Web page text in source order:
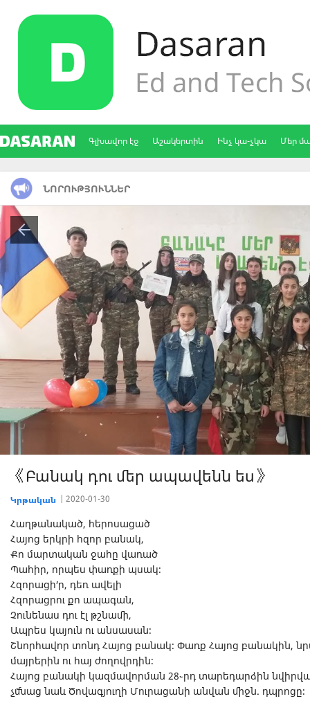
Գլխավոր էջ Աշակերտին Ինչ կա-չկա Մեր
ՆՈՐՈՒԹՅՈՒՆՆԵՐ
《Բանակ դու մեր ապավենն ես》
Կրթական 2020-01-30
Հաղթանակած, հերոսացած
Հայոց երկրի հզոր բանակ,
Քո մարտական ջահը վառած
Պահիր, որպես փառքի պսակ։
Հզորացի՛ր, դեռ ավելի
Հզորացրու քո ապագան,
Չունենաս դու էլ թշնամի,
Ապրես կայուն ու անսասան։
Շնորհավոր տոնդ Հայոց բանակ։ Փառք Հայոց բանակին,
մայրերին ու հայ ժողովրդին։
Հայոց բանակի կազմավորման 28֊րդ տարեդարձին
չմնաց նաև Ծովագյուղի Մուրացանի անվան միջն. դպրոցը։